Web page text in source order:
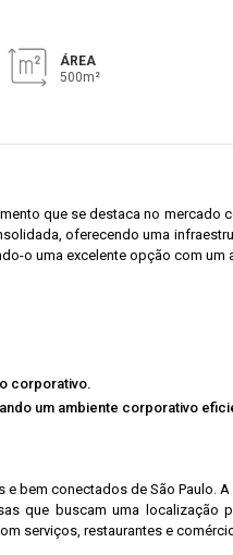
ÁREA
500m²
que se destaca no mercado
oferecendo uma
o uma excelente opção com
corporativo.
um ambiente corporativo
bem conectados de São Paulo.
que buscam uma localização
serviços, restaurantes e